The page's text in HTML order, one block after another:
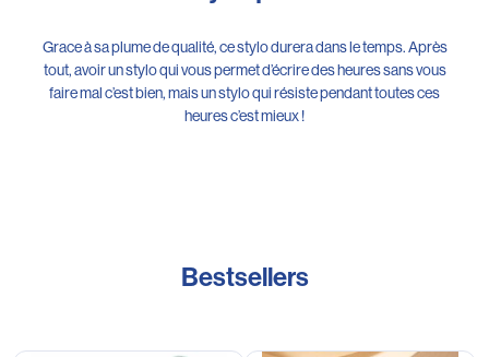
Grace à sa plume de qualité, ce stylo durera dans le temps. Après
tout, avoir un stylo qui vous permet d’écrire des heures sans vous
faire mal c’est bien, mais un stylo qui résiste pendant toutes ces
heures c’est mieux !
Bestsellers